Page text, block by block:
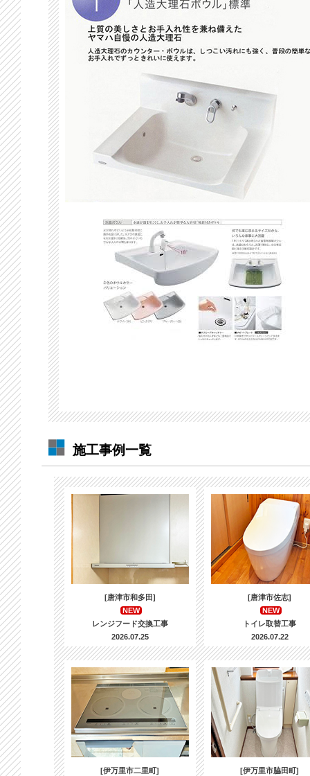
施工事例一覧
[唐津市和多田]
NEW
レンジフード交換工事
2026.07.25
[唐津市佐志]
NEW
トイレ取替工事
2026.07.22
[伊万里市二里町] [伊万里市脇田町]